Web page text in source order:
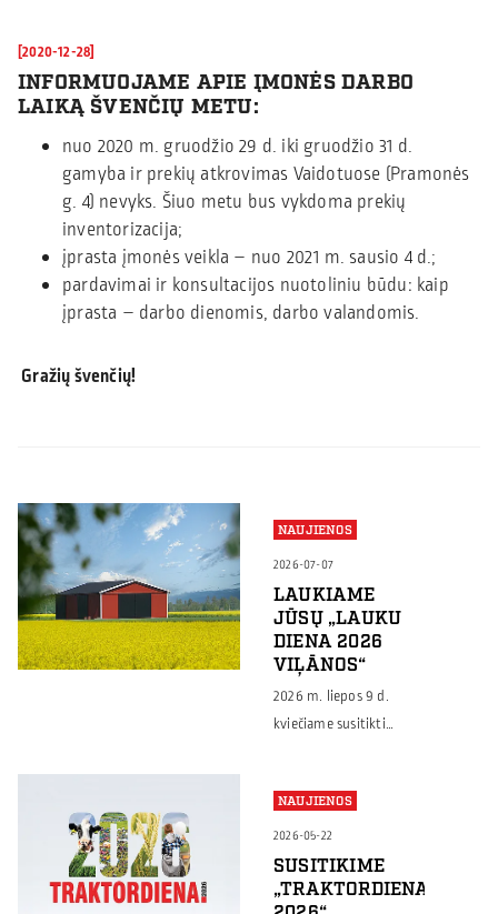
[2020-12-28]
INFORMUOJAME APIE ĮMONĖS DARBO
LAIKĄ ŠVENČIŲ METU:
nuo 2020 m. gruodžio 29 d. iki gruodžio 31 d.
gamyba ir prekių atkrovimas Vaidotuose (Pramonės
g. 4) nevyks. Šiuo metu bus vykdoma prekių
inventorizacija;
įprasta įmonės veikla – nuo 2021 m. sausio 4 d.;
pardavimai ir konsultacijos nuotoliniu būdu: kaip
įprasta – darbo dienomis, darbo valandomis.
Gražių švenčių!
NAUJIENOS
2026-07-07
LAUKIAME
JŪSŲ „LAUKU
DIENA 2026
VIĻĀNOS“
2026 m. liepos 9 d.
kviečiame susitikti
renginyje, kuriame
ūkininkai, žemės ūkio
specialistai ir verslo
atstovai dalinsis
NAUJIENOS
2026-05-22
SUSITIKIME
„TRAKTORDIENA